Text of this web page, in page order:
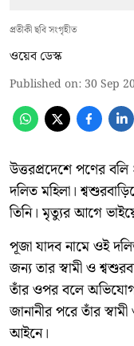
প্রতীকী ছবি সংগৃহীত
ওয়েব ডেস্ক
Published on: 30 Sep
উত্তরপ্রদেশে পণের
দলিত মহিলা।
তিনি। মৃত্যুর আগে
পূজা যাদব নামে ওই
জন্য তার স্বামী ও
তাঁর ওপর বলে
জানানীর পরে তাঁর
আইনে।